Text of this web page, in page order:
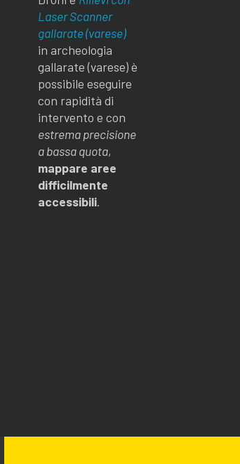
Laser Scanner
gallarate (varese)
in archeologia
gallarate (varese) è
possibile eseguire
con rapidità di
intervento e con
estrema precisione
a bassa quota,
mappare aree
difficilmente
accessibili.